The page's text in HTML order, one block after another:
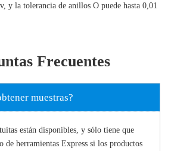
y la tolerancia de anillos O puede hasta 0,01
Frecuentes
muestras?
están disponibles, y sólo tiene que
de herramientas Express si los productos